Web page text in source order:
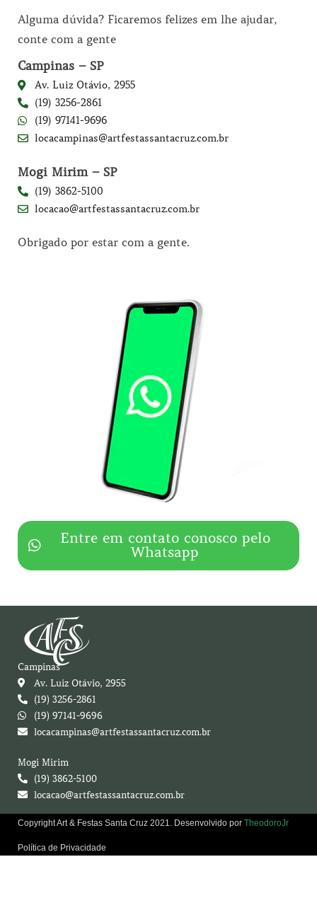
Alguma dúvida? Ficaremos felizes em lhe ajudar,
conte com a gente
Campinas – SP
Av. Luiz Otávio, 2955
(19) 3256-2861
(19) 97141-9696
locacampinas@artfestassantacruz.com.br
Mogi Mirim – SP
(19) 3862-5100
locacao@artfestassantacruz.com.br
Obrigado por estar com a gente.
Entre em contato conosco pelo
Whatsapp
Campinas
Av. Luiz Otávio, 2955
(19) 3256-2861
(19) 97141-9696
locacampinas@artfestassantacruz.com.br
Mogi Mirim
(19) 3862-5100
locacao@artfestassantacruz.com.br
Copyright Art & Festas Santa Cruz 2021. Desenvolvido por TheodoroJr
Política de Privacidade